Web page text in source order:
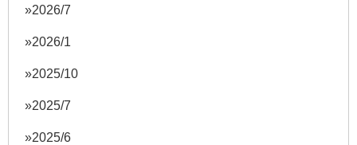
2026/7
2026/1
2025/10
2025/7
2025/6